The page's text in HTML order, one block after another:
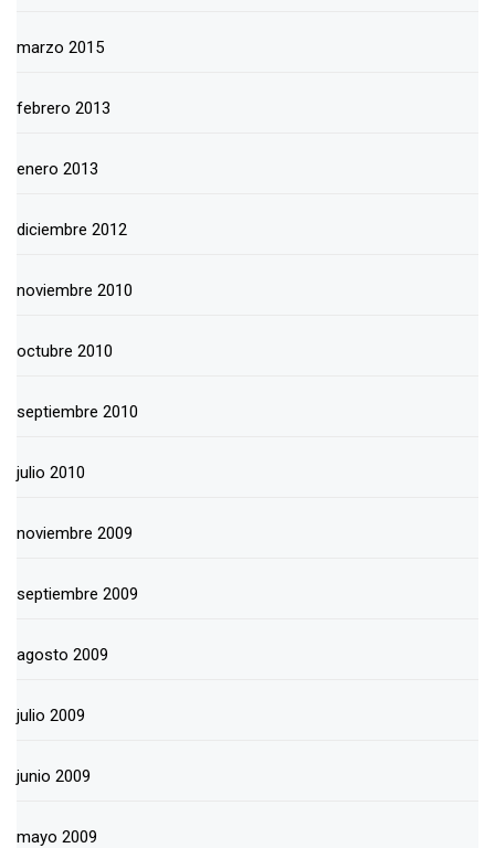
marzo 2015
febrero 2013
enero 2013
diciembre 2012
noviembre 2010
octubre 2010
septiembre 2010
julio 2010
noviembre 2009
septiembre 2009
agosto 2009
julio 2009
junio 2009
mayo 2009